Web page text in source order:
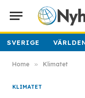
SVERIGE
Home » Klimatet
KLIMATET